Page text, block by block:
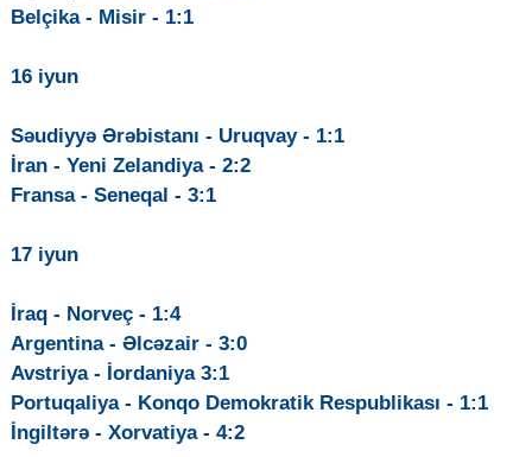
Belçika - Misir - 1:1
16 iyun
Səudiyyə Ərəbistanı - Uruqvay - 1:1
İran - Yeni Zelandiya - 2:2
Fransa - Seneqal - 3:1
17 iyun
İraq - Norveç - 1:4
Argentina - Əlcəzair - 3:0
Avstriya - İordaniya 3:1
Portuqaliya - Konqo Demokratik Respublikası - 1:1
İngiltərə - Xorvatiya - 4:2